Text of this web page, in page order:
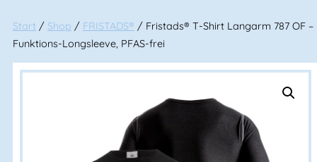
Start / Shop / FRISTADS® / Fristads® T-Shirt Langarm 787 OF –
Funktions-Longsleeve, PFAS-frei